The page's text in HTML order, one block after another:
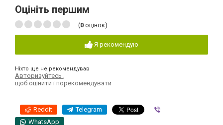
Оцініть першим
(0 оцінок)
Я рекомендую
Ніхто ще не рекомендував
Авторизуйтесь ,
щоб оцінити і порекомендувати
Reddit Telegram
WhatsApp